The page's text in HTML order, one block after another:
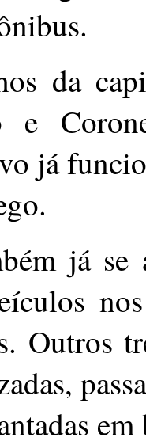
da
e
já
já se
Outros
em